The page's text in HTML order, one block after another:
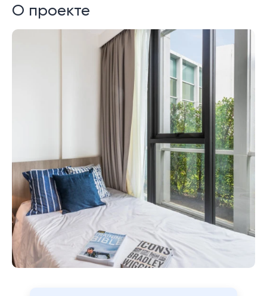
О проекте